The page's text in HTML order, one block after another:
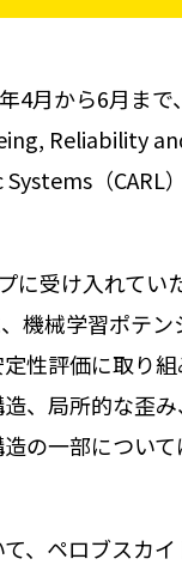
4月から6月まで
Reliability
（CARL
に受け入れてい
機械学習ポテン
性評価に取り
、局所的な歪み
の一部につい
、ペロブスカ